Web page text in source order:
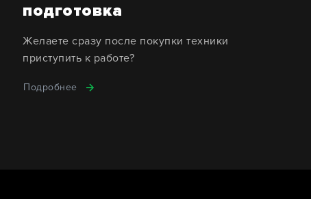
подготовка
Желаете сразу после покупки техники
приступить к работе?
Подробнее